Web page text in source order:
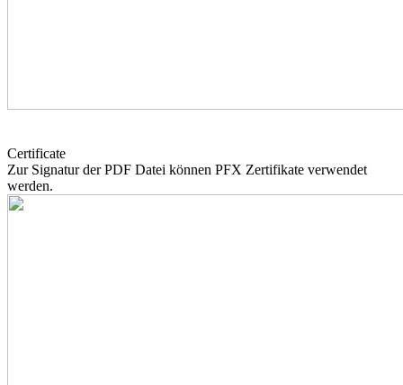
Certificate
Zur Signatur der PDF Datei können PFX Zertifikate verwendet
werden.